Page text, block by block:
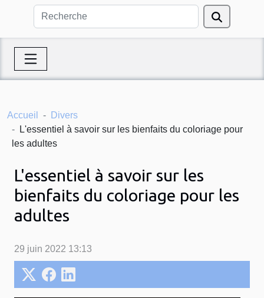
Accueil
Divers
L'essentiel à savoir sur les bienfaits du coloriage pour
les adultes
L'essentiel à savoir sur les
bienfaits du coloriage pour les
adultes
29 juin 2022 13:13